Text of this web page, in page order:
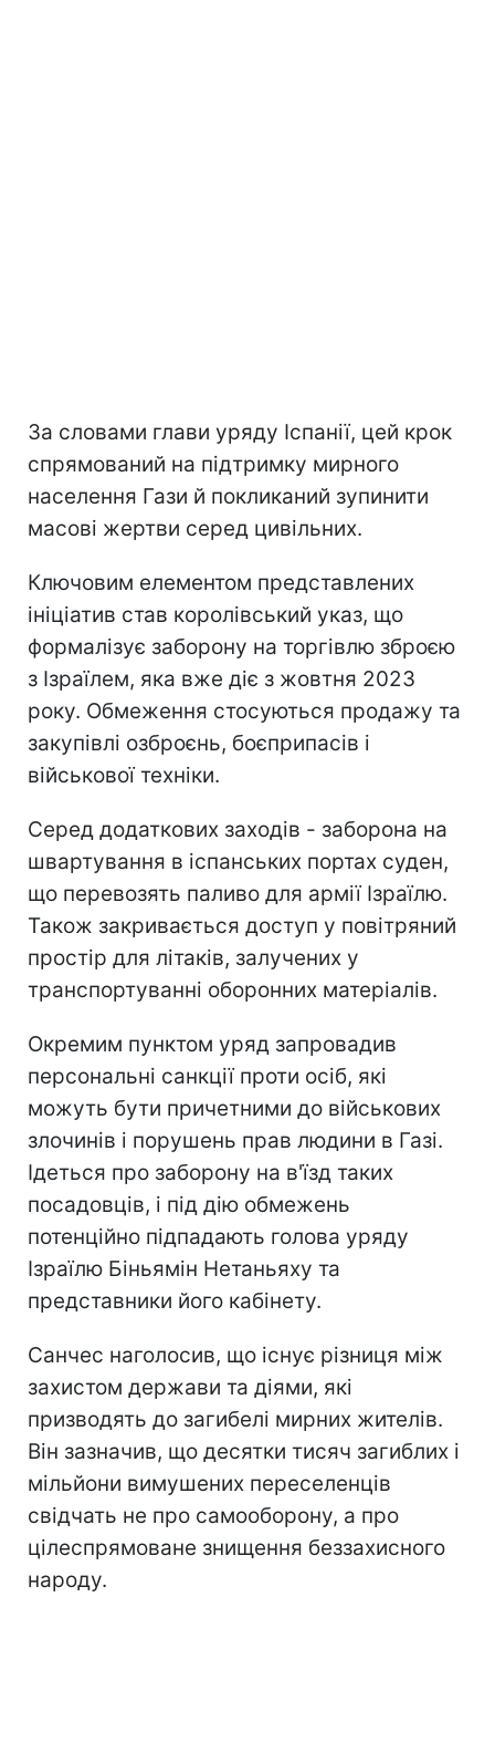
За словами глави уряду Іспанії, цей крок
спрямований на підтримку мирного
населення Гази й покликаний зупинити
масові жертви серед цивільних.
Ключовим елементом представлених
ініціатив став королівський указ, що
формалізує заборону на торгівлю зброєю
з Ізраїлем, яка вже діє з жовтня 2023
року. Обмеження стосуються продажу та
закупівлі озброєнь, боєприпасів і
військової техніки.
Серед додаткових заходів - заборона на
швартування в іспанських портах суден,
що перевозять паливо для армії Ізраїлю.
Також закривається доступ у повітряний
простір для літаків, залучених у
транспортуванні оборонних матеріалів.
Окремим пунктом уряд запровадив
персональні санкції проти осіб, які
можуть бути причетними до військових
злочинів і порушень прав людини в Газі.
Ідеться про заборону на в'їзд таких
посадовців, і під дію обмежень
потенційно підпадають голова уряду
Ізраїлю Біньямін Нетаньяху та
представники його кабінету.
Санчес наголосив, що існує різниця між
захистом держави та діями, які
призводять до загибелі мирних жителів.
Він зазначив, що десятки тисяч загиблих і
мільйони вимушених переселенців
свідчать не про самооборону, а про
цілеспрямоване знищення беззахисного
народу.